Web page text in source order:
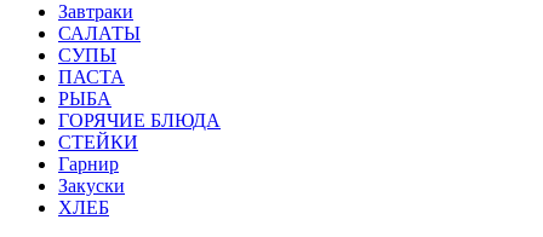
Завтраки
САЛАТЫ
СУПЫ
ПАСТА
РЫБА
ГОРЯЧИЕ БЛЮДА
СТЕЙКИ
Гарнир
Закуски
ХЛЕБ